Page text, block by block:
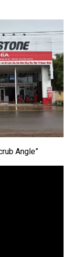
Angle”